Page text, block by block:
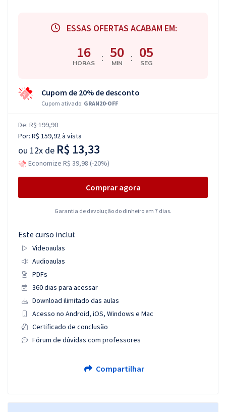
ESSAS OFERTAS ACABAM EM:
16
HORAS : 50
MIN : 04
SEG
Cupom de 20% de desconto
Cupom ativado: GRAN20-OFF
De: R$ 199,90
Por: R$ 159,92à vista
ou 12x de R$ 13,33
Economize R$ 39,98 (-20%)
Comprar agora
Garantia de devolução do dinheiro em 7 dias.
Este curso inclui:
Videoaulas
Audioaulas
PDFs
360 dias para acessar
Download ilimitado das aulas
Acesso no Android, iOS, Windows e Mac
Certificado de conclusão
Fórum de dúvidas com professores
Compartilhar